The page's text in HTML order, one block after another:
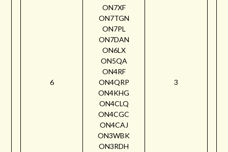
6
ON7XF
ON7TGN
ON7PL
ON7DAN
ON6LX
ON5QA
ON4RF
ON4QRP
ON4KHG
ON4CLQ
ON4CGC
ON4CAJ
ON3WBK
ON3RDH
3